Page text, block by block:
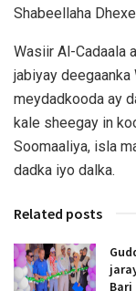
Shabeellaha
Wasiir Al-Cadaala
jabiyay
meydadkooda ay
kale sheegay in
Soomaaliya, isla
dadka iyo dalka.
Related posts
Bari